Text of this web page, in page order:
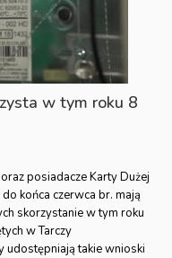
w tym roku 8
posiadacze Karty Dużej
końca czerwca br. mają
skorzystanie w tym roku
w Tarczy
udostępniają takie wnioski